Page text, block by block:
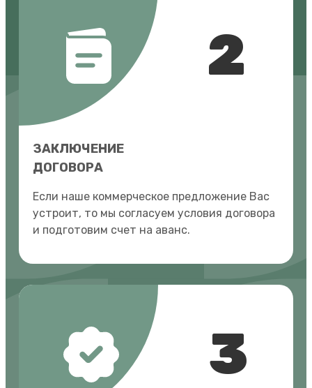
2
ЗАКЛЮЧЕНИЕ
ДОГОВОРА
Если наше коммерческое предложение Вас
устроит, то мы согласуем условия договора
и подготовим счет на аванс.
3